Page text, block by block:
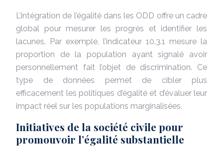
L’intégration de l’égalité dans les ODD offre un cadre
global pour mesurer les progrès et identifier les
lacunes. Par exemple, l’indicateur 10.3.1 mesure la
proportion de la population ayant signalé avoir
personnellement fait l’objet de discrimination. Ce
type de données permet de cibler plus
efficacement les politiques d’égalité et d’évaluer leur
impact réel sur les populations marginalisées.
Initiatives de la société civile pour
promouvoir l’égalité substantielle